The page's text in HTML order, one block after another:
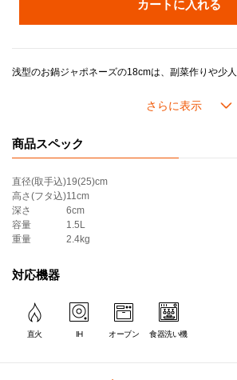
カートに入れる
ル・クルーゼの鍋がつくるおいしさのヒミツは、鋳物ホーローの高い熱伝導性と蓄熱性に加え、ル・クル
＊ツマミのカラーは画像でご確認ください。
商品スペック
直径(取手込)19(25)cm
高さ(フタ込)11cm
深さ
6cm
容量
1.5L
重量
2.4kg
対応機器
直火 IH オーブン 食器洗い機